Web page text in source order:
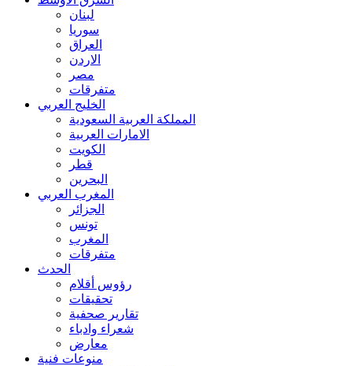
لبنان
سوريا
العراق
الاردن
مصر
متفرقات
الخليج العربي
المملكة العربية السعودية
الامارات العربية
الكويت
قطر
البحرين
المغرب العربي
الجزائر
تونس
المغرب
متفرقات
الحدث
رؤوس أقلام
تحقيقات
تقارير صحفية
شعراء وادباء
معارض
منوعات فنية